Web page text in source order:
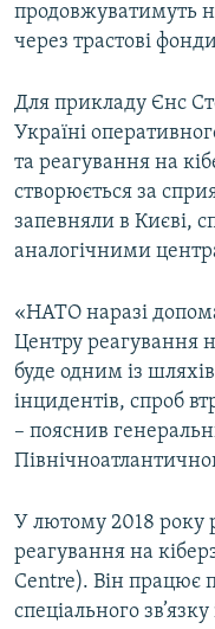
продовжуватимуть
через трастові
Для прикладу Єнс
Україні
та реагування на
створюється за
запевняли в Києві,
аналогічними
«НАТО наразі
Центру реагування
буде одним із
інцидентів, спроб
– пояснив
У лютому 2018 року
реагування на
Centre). Він працює
спеціального